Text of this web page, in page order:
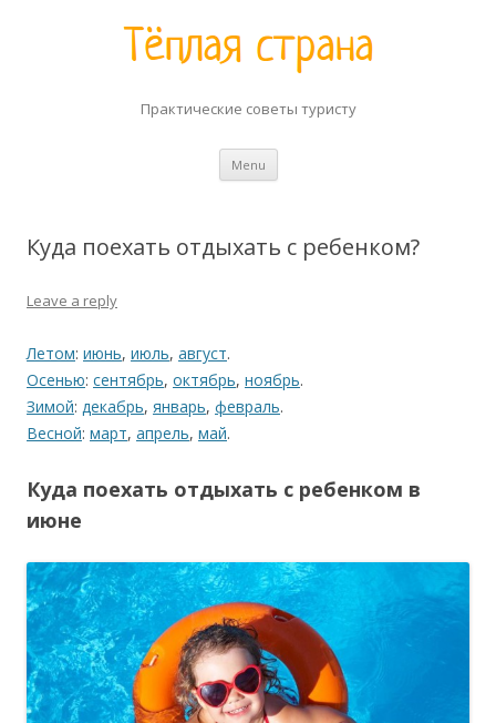
Практические советы туристу
Menu Skip to content
Куда поехать отдыхать с ребенком?
Leave a reply
Летом: июнь, июль, август.
Осенью: сентябрь, октябрь, ноябрь.
Зимой: декабрь, январь, февраль.
Весной: март, апрель, май.
Куда поехать отдыхать с ребенком в
июне